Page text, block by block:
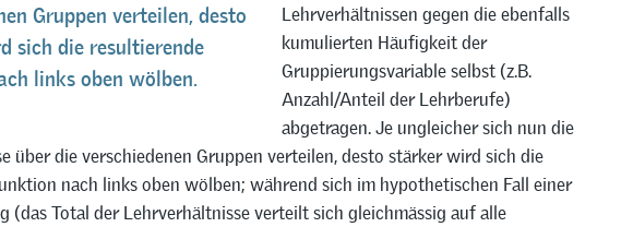
Gruppen verteilen, desto
sich die resultierende
links oben wölben.
Lehrverhältnissen gegen die ebenfalls
kumulierten Häufigkeit der
Gruppierungsvariable selbst (z.B.
Anzahl/Anteil der Lehrberufe)
abgetragen. Je ungleicher sich nun die
über die verschiedenen Gruppen verteilen, desto stärker wird sich die
nach links oben wölben; während sich im hypothetischen Fall einer
(das Total der Lehrverhältnisse verteilt sich gleichmässig auf alle